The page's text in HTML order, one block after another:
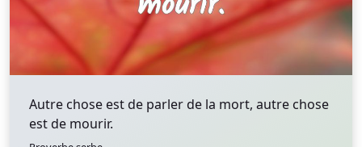
Autre chose est de parler de la mort, autre chose
est de mourir.